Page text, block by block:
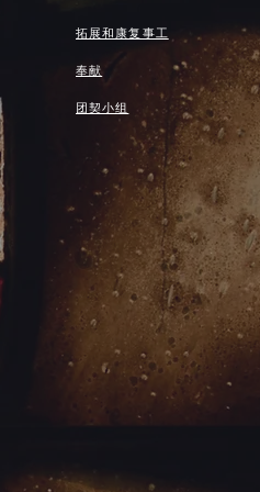
拓展和康复事工
奉献
团契小组